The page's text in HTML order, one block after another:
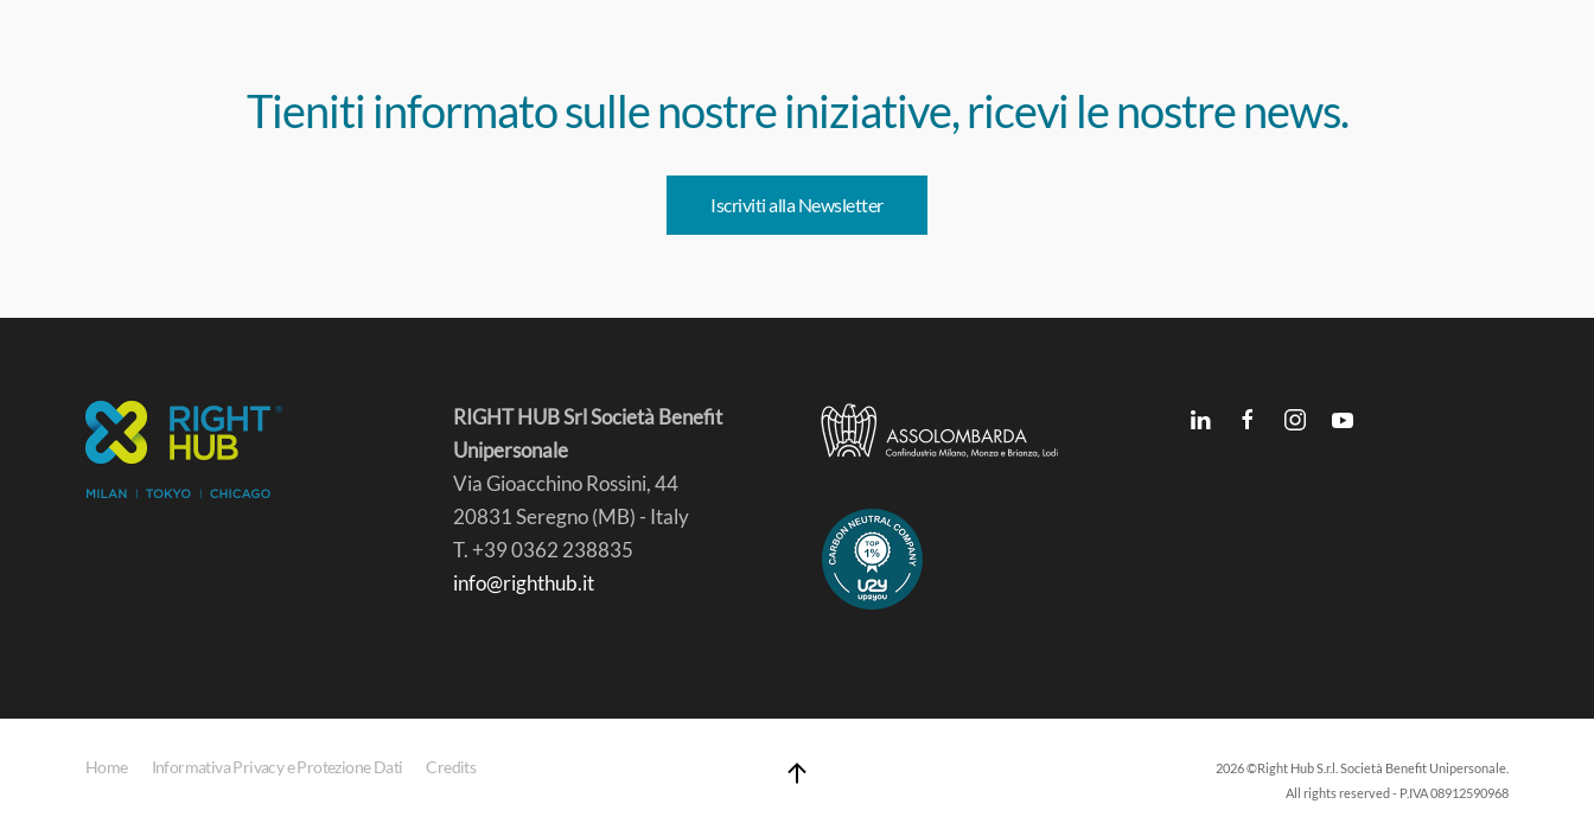
Tieniti informato sulle nostre iniziative, ricevi le nostre news.
Iscriviti alla Newsletter
RIGHT HUB Srl Società Benefit
Unipersonale
Via Gioacchino Rossini, 44
20831 Seregno (MB) - Italy
T. +39 0362 238835
info@righthub.it
Home Informativa Privacy e Protezione Dati Credits
2026 ©Right Hub S.r.l. Società Benefit Unipersonale.
All rights reserved - P.IVA 08912590968